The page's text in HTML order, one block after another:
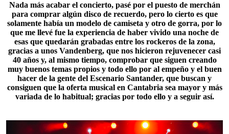
Nada más acabar el concierto, pasé por el puesto de merchán
para comprar algún disco de recuerdo, pero lo cierto es que
solamente había un modelo de camiseta y otro de gorra, por lo
que me llevé fue la experiencia de haber vivido una noche de
esas que quedarán grabadas entre los rockeros de la zona,
gracias a unos Vandenberg, que nos hicieron rejuvenecer casi
40 añosy, al mismo tiempo, comprobar que siguen creando
muy buenos temas propios y todo ello por al empeño y el buen
hacer de la gente del Escenario Santander, que buscan y
consiguen que la oferta musical en Cantabria sea mayor y más
variada de lo habitual; gracias por todo ello y a seguir así.